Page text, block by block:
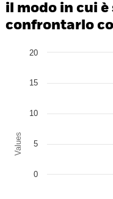
il modo in cui
confrontarlo
Bar chart with 3 data
The chart has 1 Y axis
Values
0
5
10
15
20